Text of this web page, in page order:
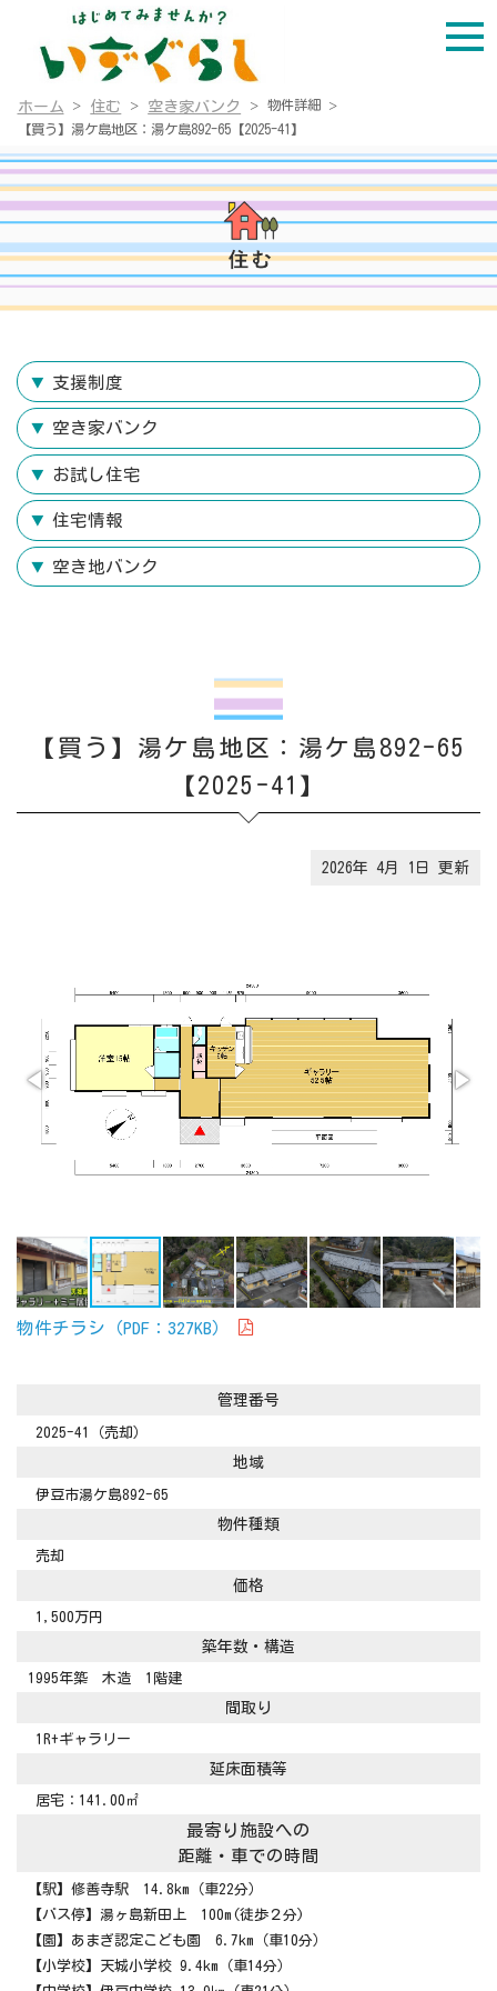
ホーム 住む 空き家バンク
物件詳細
【買う】湯ケ島地区：湯ケ島892-65【2025-41】
支援制度
空き家バンク
お試し住宅
住宅情報
空き地バンク
【買う】湯ケ島地区：湯ケ島892-65
【2025-41】
2026年 4月 1日
物件チラシ（PDF：327KB）
管理番号
2025-41 （売却）
地域
伊豆市湯ケ島892-65
物件種類
売却
価格
1,500万円
築年数・構造
1995年築 木造 1階建
間取り
1R+ギャラリー
延床面積等
居宅：141.00㎡
最寄り施設への
距離・車での時間
【駅】修善寺駅 14.8km（車22分）
【バス停】湯ヶ島新田上 100m(徒歩２分)
【園】あまぎ認定こども園 6.7km（車10分）
【小学校】天城小学校 9.4km（車14分）